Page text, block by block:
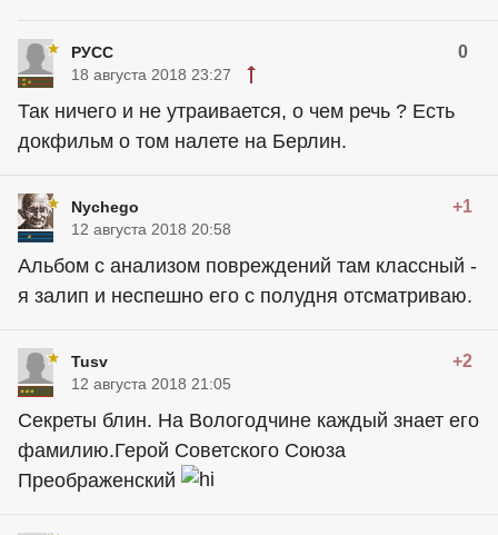
РУСС 0
18 августа 2018 23:27
Так ничего и не утраивается, о чем речь ? Есть
докфильм о том налете на Берлин.
Nychego +1
12 августа 2018 20:58
Альбом с анализом повреждений там классный -
я залип и неспешно его с полудня отсматриваю.
Tusv +2
12 августа 2018 21:05
Секреты блин. На Вологодчине каждый знает его
фамилию.Герой Советского Союза
Преображенский